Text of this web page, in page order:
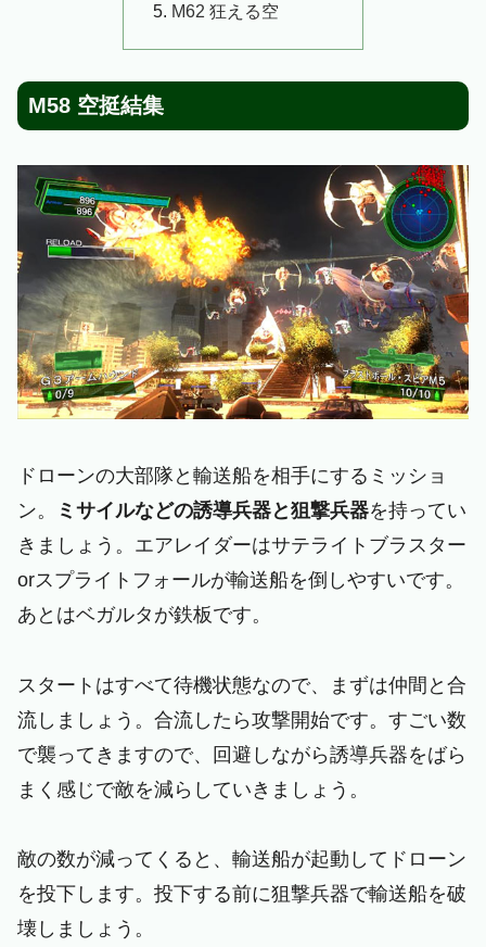
M62 狂える空
M58 空挺結集
ドローンの大部隊と輸送船を相手にするミッショ
ン。
ミサイルなどの誘導兵器と狙撃兵器を持ってい
きましょう。エアレイダーはサテライトブラスター
orスプライトフォールが輸送船を倒しやすいです。
あとはベガルタが鉄板です。
スタートはすべて待機状態なので、まずは仲間と合
流しましょう。合流したら攻撃開始です。すごい数
で襲ってきますので、回避しながら誘導兵器をばら
まく感じで敵を減らしていきましょう。
敵の数が減ってくると、輸送船が起動してドローン
を投下します。投下する前に狙撃兵器で輸送船を破
壊しましょう。